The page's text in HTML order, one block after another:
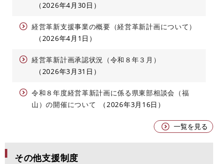
2026年4月30日
経営革新支援事業の概要（経営革新計画について）
2026年4月1日
経営革新計画承認状況（令和８年３月）
2026年3月31日
令和８年度経営革新計画に係る県東部相談会（福
山）の開催について
2026年3月16日
一覧を見る
その他支援制度